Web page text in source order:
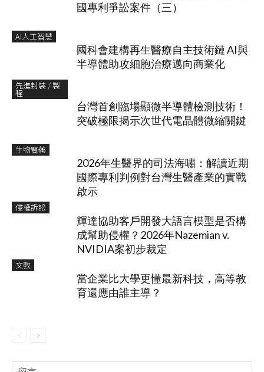
國專利爭訟案件（三）
AI人工智慧
國科會建構再生醫療自主技術鏈 AI與
半導體助攻細胞治療邁向商業化
先進封裝 / 製
程
台灣首創臨場顯微半導體檢測技術！
突破極限揭示次世代電晶體微縮關鍵
生物醫藥
2026年生醫界的司法海嘯：解讀近期
國際專利判例對台灣生醫產業的實戰
啟示
侵權訴訟
輝達協助客戶開發大語言模型是否構
成幫助侵權？2026年Nazemian v.
NVIDIA案初步裁定
文教
當企業比大學更懂最新科技，高等教
育還應由誰主導？